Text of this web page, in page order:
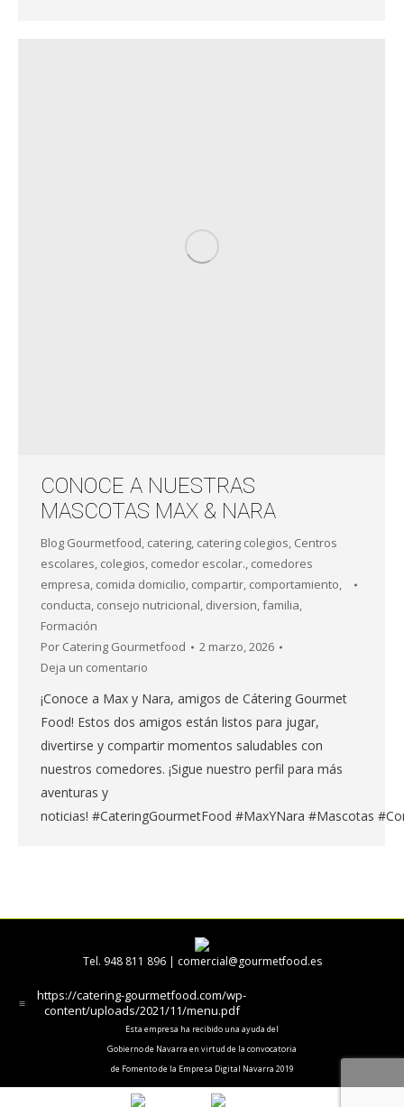
CONOCE A NUESTRAS
MASCOTAS MAX & NARA
Blog Gourmetfood, catering, catering colegios, Centros
escolares, colegios, comedor escolar., comedores
empresa, comida domicilio, compartir, comportamiento,
conducta, consejo nutricional, diversion,familia,
Formación
Por Catering Gourmetfood
2 marzo, 2026
Deja un comentario
¡Conoce a Max y Nara, amigos de Cátering Gourmet
Food! Estos dos amigos están listos para jugar,
divertirse y compartir momentos saludables con
nuestros comedores. ¡Sigue nuestro perfil para más
aventuras y
noticias! #CateringGourmetFood #MaxYNara #Mascotas
Tel. 948 811 896 | comercial@gourmetfood.es
https://catering-gourmetfood.com/wp-
content/uploads/2021/11/menu.pdf
Esta empresa ha recibido una ayuda del
Gobierno de Navarra en virtud de la convocatoria
de Fomento de la Empresa Digital Navarra 2019